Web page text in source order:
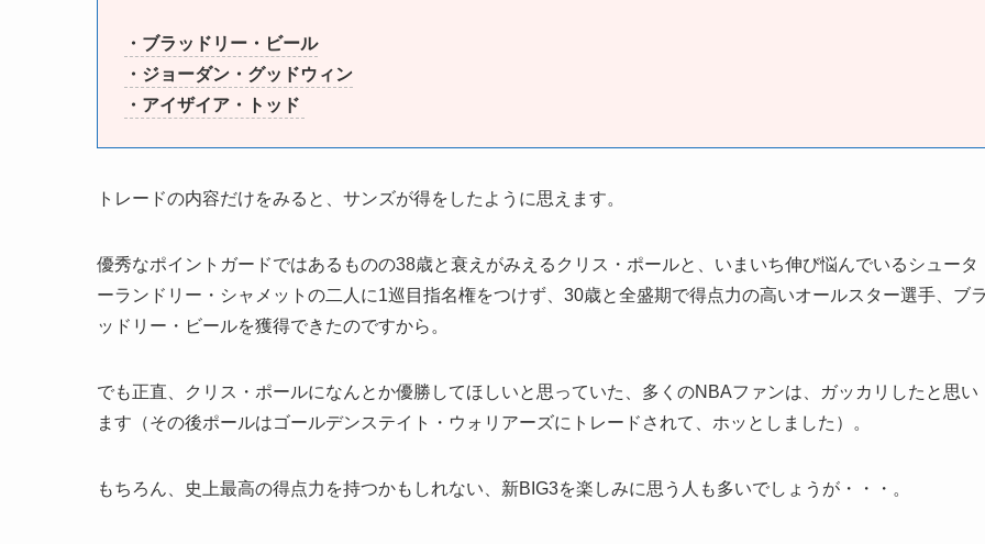
・ブラッドリー・ビール
・ジョーダン・グッドウィン
・アイザイア・トッド
トレードの内容だけをみると、サンズが得をしたように思えます。
優秀なポイントガードではあるものの38歳と衰えがみえるクリス・ポールと、いまいち伸び悩んでいるシュータ
ーランドリー・シャメットの二人に1巡目指名権をつけず、30歳と全盛期で得点力の高いオールスター選手、ブ
ッドリー・ビールを獲得できたのですから。
でも正直、クリス・ポールになんとか優勝してほしいと思っていた、多くのNBAファンは、ガッカリしたと思い
ます（その後ポールはゴールデンステイト・ウォリアーズにトレードされて、ホッとしました）。
もちろん、史上最高の得点力を持つかもしれない、新BIG3を楽しみに思う人も多いでしょうが・・・。